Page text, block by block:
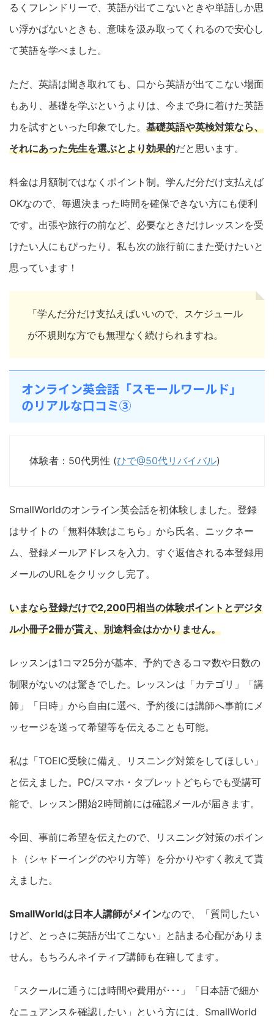
るくフレンドリーで、英語が出てこないときや単語しか思
い浮かばないときも、意味を汲み取ってくれるので安心し
て英語を学べました。
ただ、英語は聞き取れても、口から英語が出てこない場面
もあり、基礎を学ぶというよりは、今まで身に着けた英語
力を試すといった印象でした。 基礎英語や英検対策なら、
それにあった先生を選ぶとより効果的だと思います。
料金は月額制ではなくポイント制。学んだ分だけ支払えば
OKなので、毎週決まった時間を確保できない方にも便利
です。出張や旅行の前など、必要なときだけレッスンを受
けたい人にもぴったり。私も次の旅行前にまた受けたいと
思っています！
「学んだ分だけ支払えばいいので、スケジュール
が不規則な方でも無理なく続けられますね。
オンライン英会話「スモールワールド」
のリアルな口コミ③
体験者：50代男性 (ひで@50代リバイバル)
SmallWorldのオンライン英会話を初体験しました。登録
はサイトの「無料体験はこちら」から氏名、ニックネー
ム、登録メールアドレスを入力。すぐ返信される本登録用
メールのURLをクリックし完了。
いまなら登録だけで2,200円相当の体験ポイントとデジタ
ル小冊子2冊が貰え、別途料金はかかりません。
レッスンは1コマ25分が基本、予約できるコマ数や日数の
制限がないのは驚きでした。レッスンは「カテゴリ」「講
師」「日時」から自由に選べ、予約後には講師へ事前にメ
ッセージを送って希望等を伝えることも可能。
私は「TOEIC受験に備え、リスニング対策をしてほしい」
と伝えました。PC/スマホ・タブレットどちらでも受講可
能で、レッスン開始2時間前には確認メールが届きます。
今回、事前に希望を伝えたので、リスニング対策のポイン
ト（シャドーイングのやり方等）を分かりやすく教えて貰
えました。
SmallWorldは日本人講師がメインなので、「質問したい
けど、とっさに英語が出てこない」と詰まる心配がありま
せん。もちろんネイティブ講師も在籍してます。
「スクールに通うには時間や費用が･･･」「日本語で細か
なニュアンスを確認したい」という方には、SmallWorld